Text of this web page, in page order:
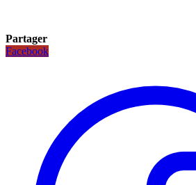
Partager
Facebook